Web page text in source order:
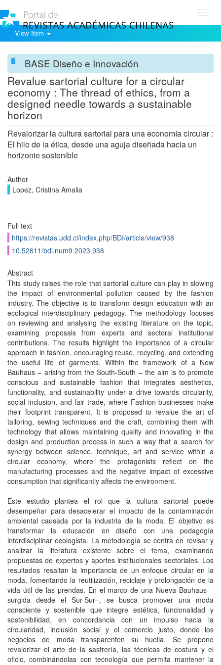
View Item
BASE Diseño e Innovación
Revalue sartorial culture for a circular
economy : The thread of ethics, from a
designed needle towards a sustainable
horizon
Revalorizar la cultura sartorial para una economía circular :
El hilo de la ética, desde una aguja diseñada hacia un
horizonte sostenible
Author
Lopez, Cristina Amalia
Full text
https://revistas.udd.cl/index.php/BDI/article/view/938
10.52611/bdi.num9.2023.938
Abstract
This study raises the role that sartorial culture can play in slowing
the impact of environmental pollution caused by the fashion
industry. The objective is to transform design education with an
ecological interdisciplinary pedagogy. The methodology focuses
on reviewing and analysing the existing literature on the topic,
examining proposals from experts and sectoral institutional
contributions. The results highlight the importance of a circular
approach in fashion, encouraging reuse, recycling, and extending
the useful life of garments. Within the framework of a New
Bauhaus – arising from the South-South – the aim is to promote
conscious and sustainable fashion that integrates aesthetics,
functionality, and sustainability under a drive towards circularity,
social inclusion, and fair trade, where Fashion businesses make
their footprint transparent. It is proposed to revalue the art of
tailoring, sewing techniques and the craft, combining them with
technology that allows maintaining quality and innovating in the
design and production process in such a way that a search for
synergy between science, technique, art and service within a
circular economy, where the protagonists reflect on the
manufacturing processes and the negative impact of excessive
consumption that significantly affects the environment.
Este estudio plantea el rol que la cultura sartorial puede
desempeñar para desacelerar el impacto de la contaminación
ambiental causada por la industria de la moda. El objetivo es
transformar la educación en diseño con una pedagogía
interdisciplinar ecologista. La metodología se centra en revisar y
analizar la literatura existente sobre el tema, examinando
propuestas de expertos y aportes institucionales sectoriales. Los
resultados resaltan la importancia de un enfoque circular en la
moda, fomentando la reutilización, reciclaje y prolongación de la
vida útil de las prendas. En el marco de una Nueva Bauhaus –
surgida desde el Sur-Sur–, se busca promover una moda
consciente y sostenible que integre estética, funcionalidad y
sostenibilidad, en concordancia con un impulso hacia la
circularidad, inclusión social y el comercio justo, donde los
negocios de moda transparenten su huella. Se propone
revalorizar el arte de la sastrería, las técnicas de costura y el
oficio, combinándolas con tecnología que permita mantener la